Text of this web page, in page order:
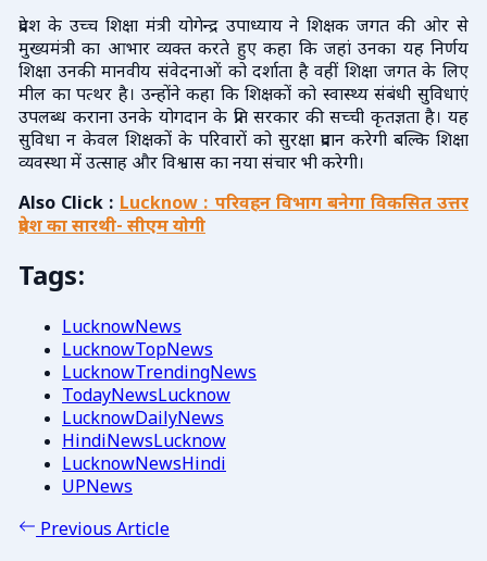
प्रदेश के उच्च शिक्षा मंत्री योगेन्द्र उपाध्याय ने शिक्षक जगत की ओर से
मुख्यमंत्री का आभार व्यक्त करते हुए कहा कि जहां उनका यह निर्णय
शिक्षा उनकी मानवीय संवेदनाओं को दर्शाता है वहीं शिक्षा जगत के लिए
मील का पत्थर है। उन्होंने कहा कि शिक्षकों को स्वास्थ्य संबंधी सुविधाएं
उपलब्ध कराना उनके योगदान के प्रति सरकार की सच्ची कृतज्ञता है। यह
सुविधा न केवल शिक्षकों के परिवारों को सुरक्षा प्रदान करेगी बल्कि शिक्षा
व्यवस्था में उत्साह और विश्वास का नया संचार भी करेगी।
Also Click :Lucknow : परिवहन विभाग बनेगा विकसित उत्तर
प्रदेश का सारथी- सीएम योगी
Tags:
LucknowNews
LucknowTopNews
LucknowTrendingNews
TodayNewsLucknow
LucknowDailyNews
HindiNewsLucknow
LucknowNewsHindi
UPNews
Previous Article